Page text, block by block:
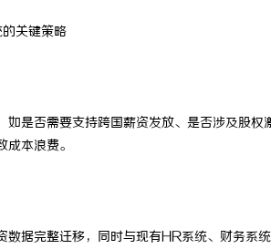
关键策略
如是否需要支持跨国薪资发放、是否涉及股权
本浪费。
数据完整迁移，同时与现有HR系统、财务系